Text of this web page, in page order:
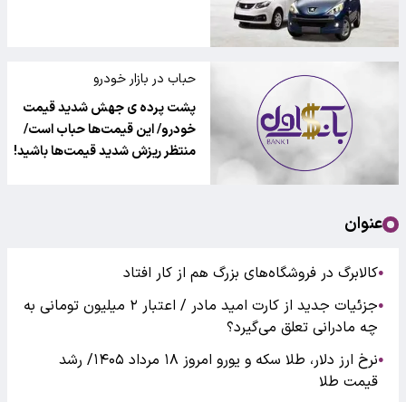
حباب در بازار خودرو
پشت پرده ی جهش شدید قیمت
خودرو/ این قیمت‌ها حباب است/
منتظر ریزش شدید قیمت‌ها باشید!
عنوان
●کالابرگ در فروشگاه‌های بزرگ هم از کار افتاد
●
جزئیات جدید از کارت امید مادر / اعتبار ۲ میلیون تومانی به
چه مادرانی تعلق می‌گیرد؟
●
نرخ ارز دلار، طلا سکه و یورو امروز ۱۸ مرداد ۱۴۰۵/ رشد
قیمت طلا